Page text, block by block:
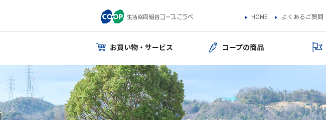
HOME よくあるご質問
お買い物・サービス コープの商品